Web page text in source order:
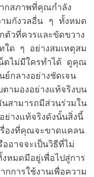
กสภาพที่คุณกำลัง
ามกังวลอื่น ๆ ทั้งหมด
วที่ควรและขัดขวาง
ใด ๆ อย่างสมเหตุสม
ตไม่มีใครทำได้ ดูคุณ
กลางอย่างชัดเจน
ามองอย่างแท้จริงบน
สามารถมีส่วนร่วมใน
ย่างแท้จริงดังนั้นสิ่งนี้
รื่องที่คุณจะขาดแคลน
อาจจะเป็นวิธีที่ไม่
หมดมีอยู่เพื่อไปสู่การ
ารใช้งานเพื่อความ